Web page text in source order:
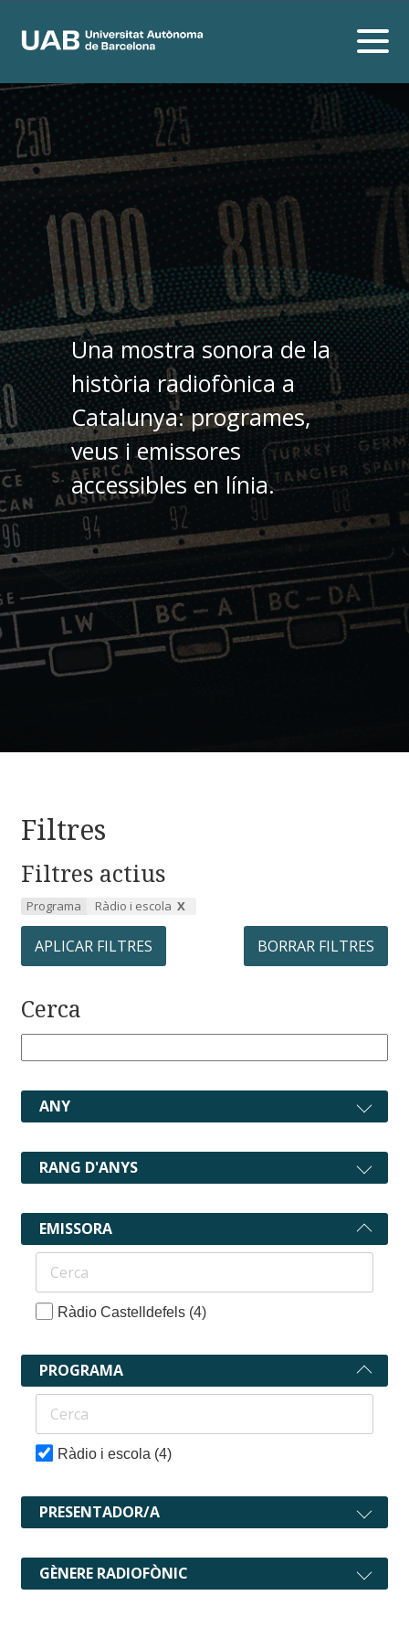
Una mostra sonora de la
història radiofònica a
Catalunya: programes,
veus i emissores
accessibles en línia.
Filtres
Filtres actius
Programa Ràdio i escola
APLICAR FILTRES BORRAR FILTRES
Cerca
ANY
RANG D'ANYS
EMISSORA
Ràdio Castelldefels (4)
PROGRAMA
Ràdio i escola (4)
PRESENTADOR/A
GÈNERE RADIOFÒNIC